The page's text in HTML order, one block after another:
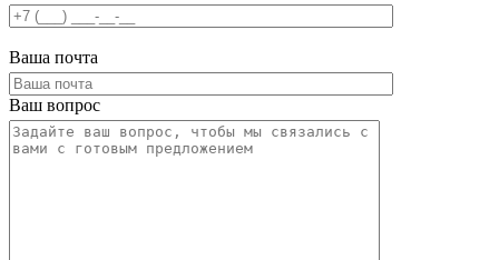
Ваша почта
Ваш вопрос